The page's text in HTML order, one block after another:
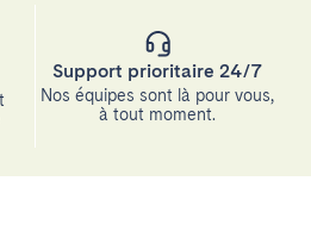
Support prioritaire 24/7
Nos équipes sont là pour vous,
à tout moment.